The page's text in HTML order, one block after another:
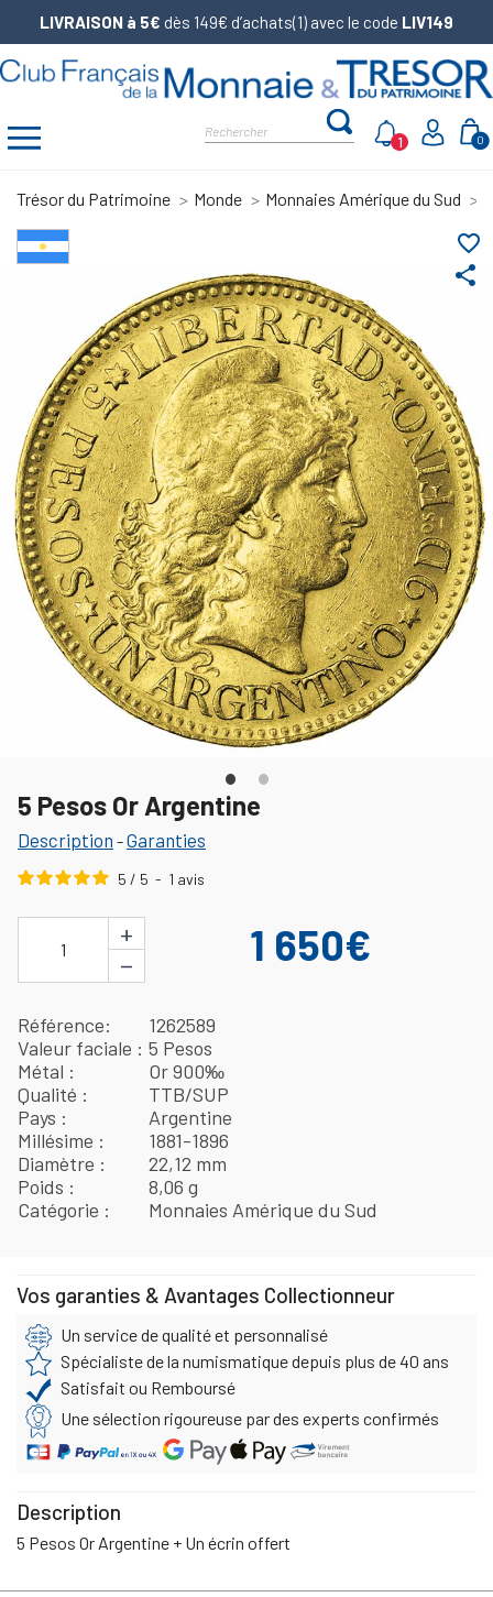
LIVRAISON à 5€ dès 149€ d’achats(1) avec le code LIV149
0
1
Trésor du Patrimoine Monde Monnaies Amérique du Sud
share
favorite_border
5 Pesos Or Argentine
Description -Garanties
5 / 5 - 1 avis
1
+
−
1 650€
Référence
1262589
Valeur faciale
5 Pesos
Métal
Or 900‰
Qualité
TTB/SUP
Pays
Argentine
Millésime
1881-1896
Diamètre
22,12 mm
Poids
8,06 g
Catégorie
Monnaies Amérique du Sud
Vos garanties & Avantages Collectionneur
Un service de qualité et personnalisé
Spécialiste de la numismatique depuis plus de 40 ans
Satisfait ou Remboursé
Une sélection rigoureuse par des experts confirmés
Description
5 Pesos Or Argentine + Un écrin offert